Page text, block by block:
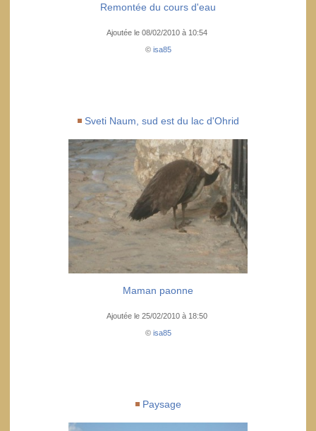
Remontée du cours d'eau
Ajoutée le 08/02/2010 à 10:54
© isa85
Sveti Naum, sud est du lac d'Ohrid
Maman paonne
Ajoutée le 25/02/2010 à 18:50
© isa85
Paysage